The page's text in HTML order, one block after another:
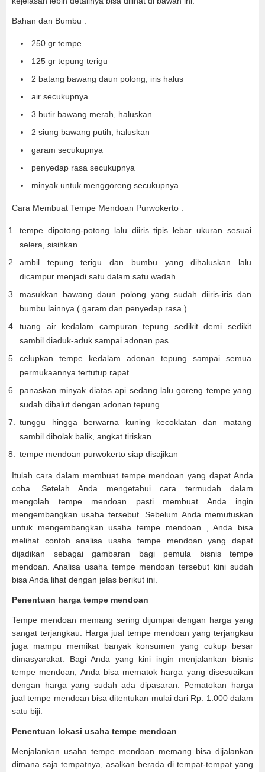
Bahan dan Bumbu :
250 gr tempe
125 gr tepung terigu
2 batang bawang daun polong, iris halus
air secukupnya
3 butir bawang merah, haluskan
2 siung bawang putih, haluskan
garam secukupnya
penyedap rasa secukupnya
minyak untuk menggoreng secukupnya
Cara Membuat Tempe Mendoan Purwokerto :
tempe dipotong-potong lalu diiris tipis lebar ukuran sesuai
selera, sisihkan
ambil tepung terigu dan bumbu yang dihaluskan lalu
dicampur menjadi satu dalam satu wadah
masukkan bawang daun polong yang sudah diiris-iris dan
bumbu lainnya ( garam dan penyedap rasa )
tuang air kedalam campuran tepung sedikit demi sedikit
sambil diaduk-aduk sampai adonan pas
celupkan tempe kedalam adonan tepung sampai semua
permukaannya tertutup rapat
panaskan minyak diatas api sedang lalu goreng tempe yang
sudah dibalut dengan adonan tepung
tunggu hingga berwarna kuning kecoklatan dan matang
sambil dibolak balik, angkat tiriskan
tempe mendoan purwokerto siap disajikan
Itulah cara dalam membuat tempe mendoan yang dapat Anda
coba. Setelah Anda mengetahui cara termudah dalam
mengolah tempe mendoan pasti membuat Anda ingin
mengembangkan usaha tersebut. Sebelum Anda memutuskan
untuk mengembangkan usaha tempe mendoan , Anda bisa
melihat contoh analisa usaha tempe mendoan yang dapat
dijadikan sebagai gambaran bagi pemula bisnis tempe
mendoan. Analisa usaha tempe mendoan tersebut kini sudah
bisa Anda lihat dengan jelas berikut ini.
Penentuan harga tempe mendoan
Tempe mendoan memang sering dijumpai dengan harga yang
sangat terjangkau. Harga jual tempe mendoan yang terjangkau
juga mampu memikat banyak konsumen yang cukup besar
dimasyarakat. Bagi Anda yang kini ingin menjalankan bisnis
tempe mendoan, Anda bisa mematok harga yang disesuaikan
dengan harga yang sudah ada dipasaran. Pematokan harga
jual tempe mendoan bisa ditentukan mulai dari Rp. 1.000 dalam
satu biji.
Penentuan lokasi usaha tempe mendoan
Menjalankan usaha tempe mendoan memang bisa dijalankan
dimana saja tempatnya, asalkan berada di tempat-tempat yang